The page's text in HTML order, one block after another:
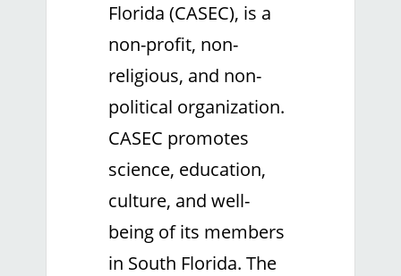
Florida (CASEC), is a
non-profit, non-
religious, and non-
political organization.
CASEC promotes
science, education,
culture, and well-
being of its members
in South Florida. The